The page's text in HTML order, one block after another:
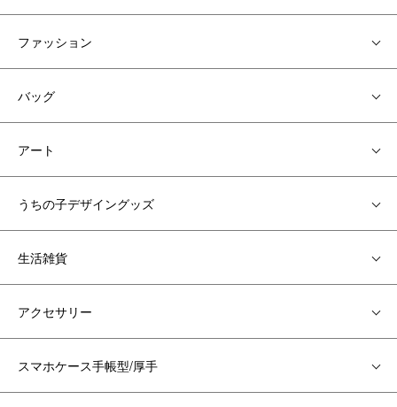
ファッション
バッグ
アート
うちの子デザイングッズ
生活雑貨
アクセサリー
スマホケース手帳型/厚手